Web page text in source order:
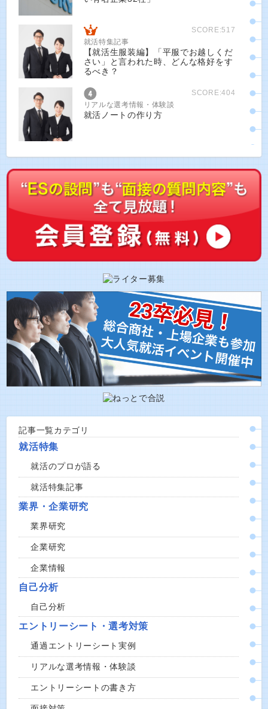
SCORE:517
就活特集記事
【就活生服装編】「平服でお越しくだ
さい」と言われた時、どんな格好をす
るべき？
SCORE:404
リアルな選考情報・体験談
就活ノートの作り方
記事一覧カテゴリ
就活特集
就活のプロが語る
就活特集記事
業界・企業研究
業界研究
企業研究
企業情報
自己分析
自己分析
エントリーシート・選考対策
通過エントリーシート実例
リアルな選考情報・体験談
エントリーシートの書き方